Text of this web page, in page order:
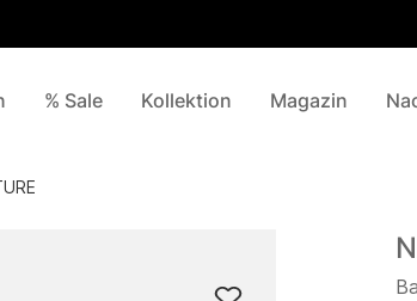
% Sale Kollektion Magazin